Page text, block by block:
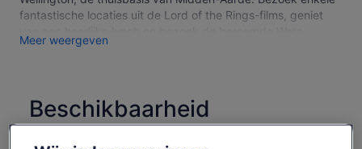
fantastische locaties uit de Lord of the Rings-films, geniet
Workshop, waar de films zijn gemaakt.
Tours [vóór Covid], is er trots op om u Wellington als Midden-
aarde te laten zien. Onze fans die gidsen zijn geworden,
Meer weergeven
Beschikbaarheid
controleren